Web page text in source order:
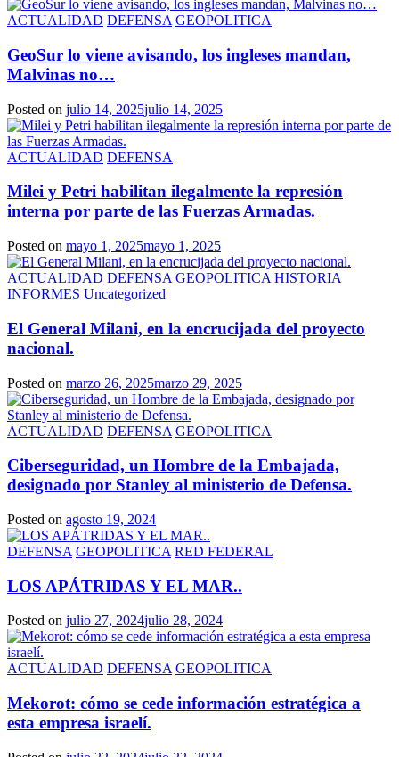
ACTUALIDAD DEFENSA GEOPOLITICA
GeoSur lo viene avisando, los ingleses mandan,
Malvinas no…
Posted on julio 14, 2025julio 14, 2025
ACTUALIDAD DEFENSA
Milei y Petri habilitan ilegalmente la represión
interna por parte de las Fuerzas Armadas.
Posted on mayo 1, 2025mayo 1, 2025
ACTUALIDAD DEFENSA GEOPOLITICA HISTORIA
INFORMES Uncategorized
El General Milani, en la encrucijada del proyecto
nacional.
Posted on marzo 26, 2025marzo 29, 2025
ACTUALIDAD DEFENSA GEOPOLITICA
Ciberseguridad, un Hombre de la Embajada,
designado por Stanley al ministerio de Defensa.
Posted on agosto 19, 2024
DEFENSA GEOPOLITICA RED FEDERAL
LOS APÁTRIDAS Y EL MAR..
Posted on julio 27, 2024julio 28, 2024
ACTUALIDAD DEFENSA GEOPOLITICA
Mekorot: cómo se cede información estratégica a
esta empresa israelí.